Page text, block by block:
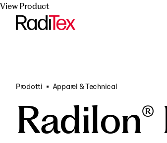
View Product
Prodotti Apparel & Technical
Radilon®